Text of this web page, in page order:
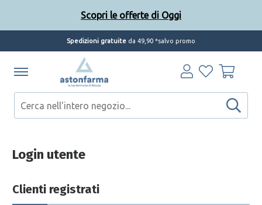
Spedizioni gratuite da 49,90 *salvo promo
Login utente
Clienti registrati
Scopri le offerte di Oggi